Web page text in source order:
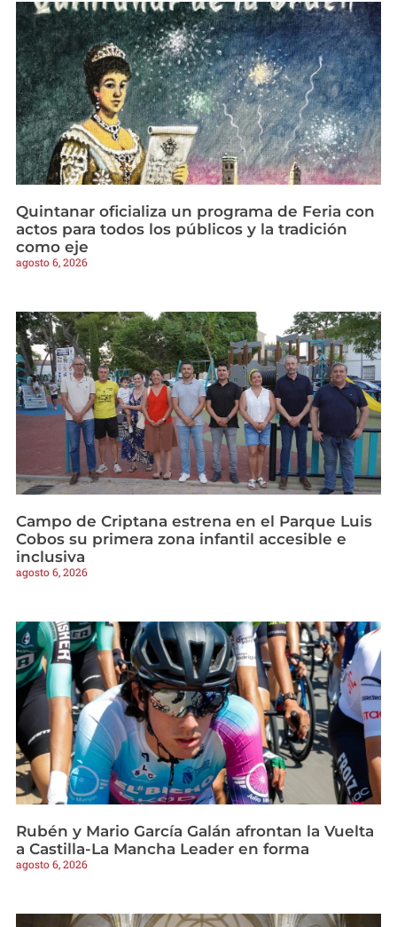
Quintanar oficializa un programa de Feria con
actos para todos los públicos y la tradición
como eje
agosto 6, 2026
Campo de Criptana estrena en el Parque Luis
Cobos su primera zona infantil accesible e
inclusiva
agosto 6, 2026
Rubén y Mario García Galán afrontan la Vuelta
a Castilla-La Mancha Leader en forma
agosto 6, 2026